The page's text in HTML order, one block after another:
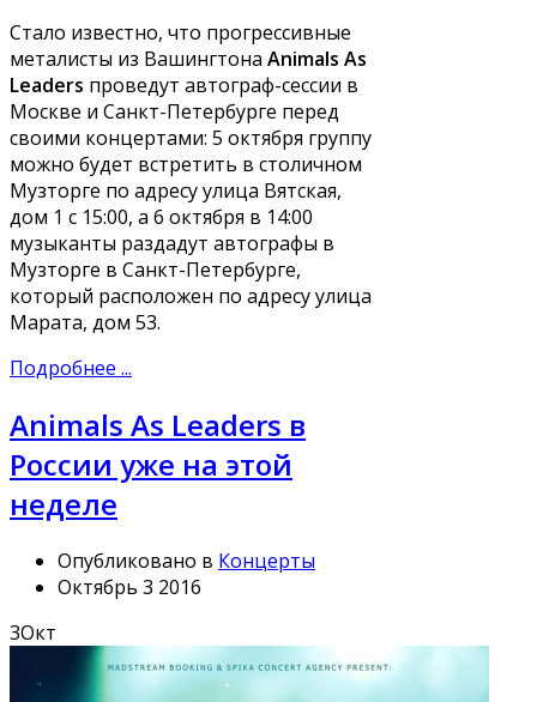
Стало известно, что прогрессивные
металисты из Вашингтона Animals As
Leaders проведут автограф-сессии в
Москве и Санкт-Петербурге перед
своими концертами: 5 октября группу
можно будет встретить в столичном
Музторге по адресу улица Вятская,
дом 1 c 15:00, а 6 октября в 14:00
музыканты раздадут автографы в
Музторге в Санкт-Петербурге,
который расположен по адресу улица
Марата, дом 53.
Подробнее ...
Animals As Leaders в
России уже на этой
неделе
Опубликовано в Концерты
Октябрь 3 2016
3Окт